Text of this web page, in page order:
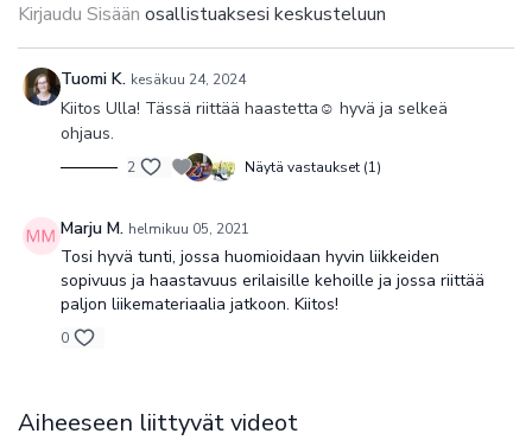
Pilates on Joseph Pilateksen (1880–1967) luoma
kehonhallintamenetelmä, jonka tavoitteena on kehittää voimaa,
kestävyyttä, liikkuvuutta ja ryhtiä vahvistamalla kehon
keskialuetta ja syviä tukilihaksia. Kehon liikehallinta lisääntyy
voima-, liikkuvuus- ja koordinaatioharjoitteilla. Pilateksen avulla
oppii tuntemaan lantion, hartioiden ja vatsakorsetin alueen syvät
lihakset.
Pilates tunti
Pilateksen tavoite on mahdollisimman tasapainoinen, vahva ja
kestävä keho ja mieli. Joseph Pilates suunnitteli nimeään
sydäntä ja keuhkoja. Hyvä verenkierto, syvä hengitys ja
vatsalihakset ja voimakas keskivartalo on saavutettavissa
Kirjaudu Sisään osallistuaksesi keskusteluun
Tuomi K. kesäkuu 24, 2024
Kiitos Ulla! Tässä riittää haastetta☺️ hyvä ja selkeä
ohjaus.
2 Näytä vastaukset (1)
Marju M. helmikuu 05, 2021
Tosi hyvä tunti, jossa huomioidaan hyvin liikkeiden
sopivuus ja haastavuus erilaisille kehoille ja jossa riittää
paljon liikemateriaalia jatkoon. Kiitos!
0
Aiheeseen liittyvät videot